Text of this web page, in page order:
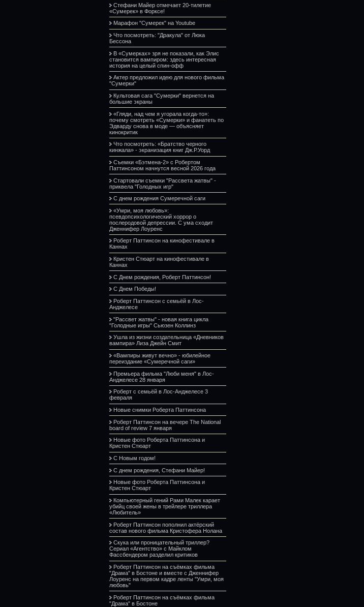
Стефани Майер отмечает 20-тилетие
«Сумерек» в Форксе!
Марафон "Сумерек" на Youtube
Что посмотреть: "Дракула" от Люка
Бессона
В «Сумерках» зря не показали, как Элис
становится вампиром: здесь интересная
история на целый спин-офф
Актер предложил идею для нового фильма
"Сумерки"
Культовая сага "Сумерки" вернется на
большие экраны
«Гляди, над чем я угорала когда-то»:
почему смотреть «Сумерки» и фанатеть по
Эдварду снова в моде — объясняет
кинокритик
Что посмотреть: «Братство черного
кинжала» - экранизация книг Дж.Р.Уорд
Съемки «Бэтмена-2» с Робертом
Паттинсоном начнутся весной 2026 года
Стартовали съемки "Рассвета жатвы" -
приквела "Голодных игр"
С днем рождения Сумеречной саги
«Умри, моя любовь»:
псевдопсихологический хоррор о
послеродовой депрессии. С ума сходит
Дженнифер Лоуренс
Роберт Паттинсон на кинофестивале в
Каннах
Кристен Стюарт на кинофестивале в
Каннах
С Днем рождения, Роберт Паттинсон!
С Днем Победы!
Роберт Паттинсон с семьёй в Лос-
Анджелесе
"Рассвет жатвы" - новая книга цикла
"Голодные игры" Сьюзен Коллинз
Ушла из жизни создательница «Дневников
вампира» Лиза Джейн Смит
«Вампиры живут вечно» - юбилейное
переиздание «Сумеречной саги»
Премьера фильма "Люби меня" в Лос-
Анджелесе 28 января
Роберт с семьёй в Лос-Анджелесе 3
февраля
Новые снимки Роберта Паттинсона
Роберт Паттинсон на вечере The National
board of review 7 января
Новые фото Роберта Паттинсона и
Кристен Стюарт
С Новым годом!
С днем рождения, Стефани Майер!
Новые фото Роберта Паттинсона и
Кристен Стюарт
Компьютерный гений Рами Малек карает
убийц своей жены в трейлере триллера
«Любитель»
Роберт Паттинсон пополнил актёрский
состав нового фильма Кристофера Нолана
Скука или проницательный триллер?
Сериал «Агентство» с Майклом
Фассбендером разделил критиков
Роберт Паттинсон на съёмках фильма
"Драма" в Бостоне и вместе с Дженнифер
Лоуренс на первом кадре ленты "Умри, моя
любовь"
Роберт Паттинсон на съёмках фильма
"Драма" в Бостоне